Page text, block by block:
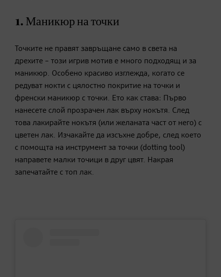
1. Маникюр на точки
Точките не правят завръщане само в света на
дрехите – този игрив мотив е много подходящ и за
маникюр. Особено красиво изглежда, когато се
редуват нокти с цялостно покритие на точки и
френски маникюр с точки. Ето как става: Първо
нанесете слой прозрачен лак върху нокътя. След
това лакирайте нокътя (или желаната част от него) с
цветен лак. Изчакайте да изсъхне добре, след което
с помощта на инструмент за точки (dotting tool)
направете малки точици в друг цвят. Накрая
запечатайте с топ лак.